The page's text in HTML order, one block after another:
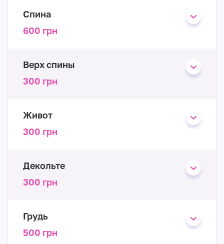
Спина
600 грн
Верх спины
300 грн
Живот
300 грн
Декольте
300 грн
Грудь
500 грн